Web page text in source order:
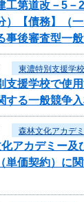
工第道改－5
）【債務】（
事後審査型一
東濃特別支援学校
支援学校で使
する一般競争
森林文化アカデ
アカデミー及
単価契約）に